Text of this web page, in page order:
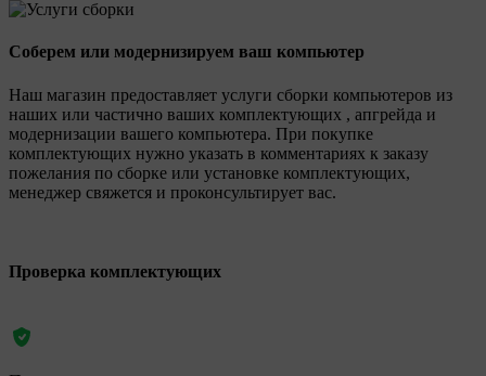
Соберем или модернизируем ваш компьютер
Наш магазин предоставляет услуги сборки компьютеров из
наших или частично ваших комплектующих , апгрейда и
модернизации вашего компьютера. При покупке
комплектующих нужно указать в комментариях к заказу
пожелания по сборке или установке комплектующих,
менеджер свяжется и проконсультирует вас.
Проверка комплектующих